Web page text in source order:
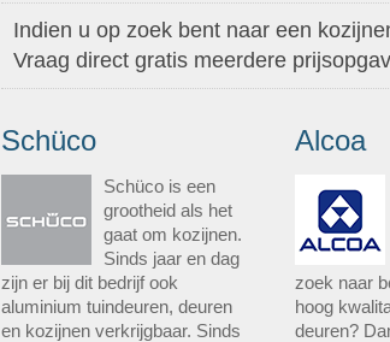
Indien u op zoek bent naar een
Vraag direct gratis meerdere
Schüco
Schüco is een
grootheid als het
gaat om kozijnen.
Sinds jaar en dag
zijn er bij dit bedrijf ook
aluminium tuindeuren, deuren
en kozijnen verkrijgbaar. Sinds
Alcoa
zoek naar
hoog
deuren?